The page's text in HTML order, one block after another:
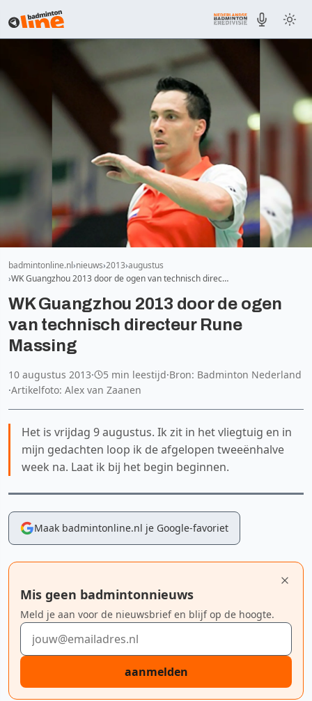
badmintonline.nl nieuws 2013 augustus
WK Guangzhou 2013 door de ogen van technisch direc…
WK Guangzhou 2013 door de ogen
van technisch directeur Rune
Massing
10 augustus 2013· 5 min leestijd·Bron: Badminton Nederland
·Artikelfoto: Alex van Zaanen
Het is vrijdag 9 augustus. Ik zit in het vliegtuig en in
mijn gedachten loop ik de afgelopen tweeënhalve
week na. Laat ik bij het begin beginnen.
Maak badmintonline.nl je Google-favoriet
Mis geen badmintonnieuws
Meld je aan voor de nieuwsbrief en blijf op de hoogte.
E-mailadres
aanmelden